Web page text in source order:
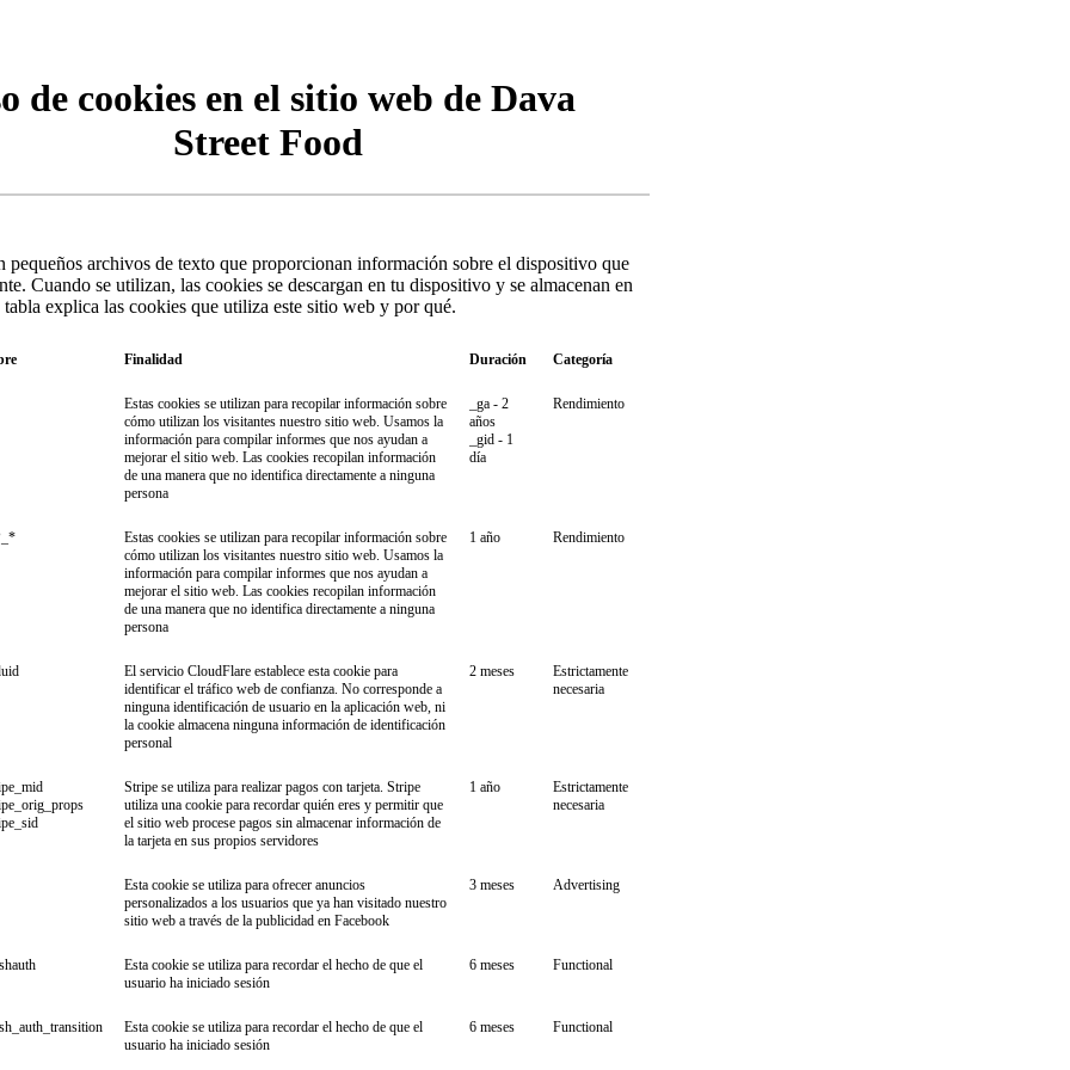
de cookies en el sitio web de Dava
Street Food
pequeños archivos de texto que proporcionan información sobre el dispositivo que
Cuando se utilizan, las cookies se descargan en tu dispositivo y se almacenan en
explica las cookies que utiliza este sitio web y por qué.
Finalidad Duración Categoría
Estas cookies se utilizan para recopilar información sobre
cómo utilizan los visitantes nuestro sitio web. Usamos la
información para compilar informes que nos ayudan a
mejorar el sitio web. Las cookies recopilan información
de una manera que no identifica directamente a ninguna
persona
_ga - 2
años
_gid - 1
día
Rendimiento
Estas cookies se utilizan para recopilar información sobre
cómo utilizan los visitantes nuestro sitio web. Usamos la
información para compilar informes que nos ayudan a
mejorar el sitio web. Las cookies recopilan información
de una manera que no identifica directamente a ninguna
persona
1 año Rendimiento
El servicio CloudFlare establece esta cookie para
identificar el tráfico web de confianza. No corresponde a
ninguna identificación de usuario en la aplicación web, ni
la cookie almacena ninguna información de identificación
personal
2 meses
Estrictamente
necesaria
Stripe se utiliza para realizar pagos con tarjeta. Stripe
utiliza una cookie para recordar quién eres y permitir que
el sitio web procese pagos sin almacenar información de
la tarjeta en sus propios servidores
1 año
Estrictamente
necesaria
Esta cookie se utiliza para ofrecer anuncios
personalizados a los usuarios que ya han visitado nuestro
sitio web a través de la publicidad en Facebook
3 meses Advertising
Esta cookie se utiliza para recordar el hecho de que el
usuario ha iniciado sesión
6 meses Functional
Esta cookie se utiliza para recordar el hecho de que el
usuario ha iniciado sesión
6 meses Functional